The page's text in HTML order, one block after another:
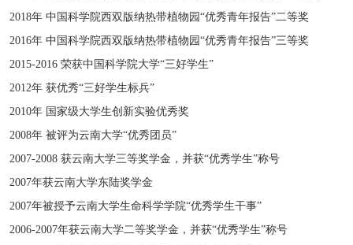
2018年 中国科学院西双版纳热带植物园“优秀青年报告”二等奖
2016年 中国科学院西双版纳热带植物园“优秀青年报告”三等奖
2015-2016 荣获中国科学院大学“三好学生”
2012年 获优秀“三好学生标兵”
2010年 国家级大学生创新实验优秀奖
2008年 被评为云南大学“优秀团员”
2007-2008 获云南大学三等奖学金，并获“优秀学生”称号
2007年获云南大学东陆奖学金
2007年被授予云南大学生命科学学院“优秀学生干事”
2006-2007年获云南大学二等奖学金，并获“优秀学生”称号